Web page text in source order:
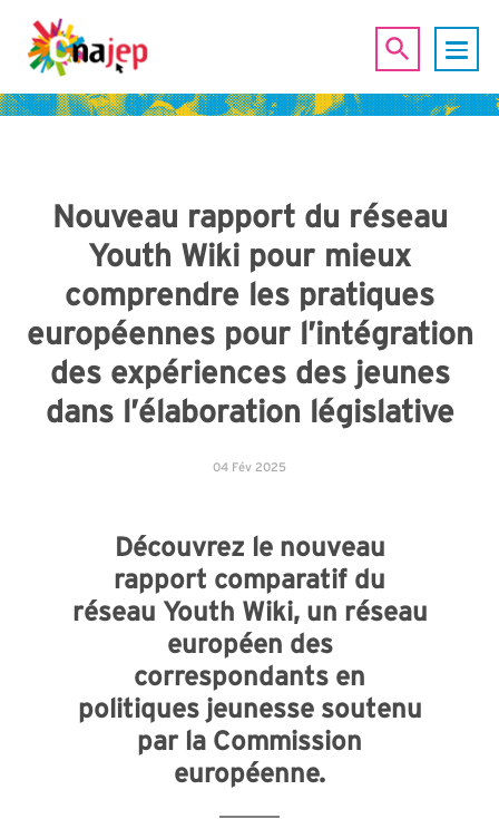
Nouveau rapport du réseau
Youth Wiki pour mieux
comprendre les pratiques
européennes pour l’intégration
des expériences des jeunes
dans l’élaboration législative
04 Fév 2025
Découvrez le nouveau
rapport comparatif du
réseau Youth Wiki, un réseau
européen des
correspondants en
politiques jeunesse soutenu
par la Commission
européenne.